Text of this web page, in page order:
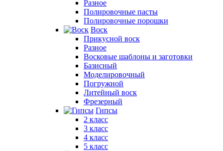
Разное
Полировочные пасты
Полировочные порошки
Воск
Прикусной воск
Разное
Восковые шаблоны и заготовки
Базисный
Моделировочный
Погружной
Литейный воск
Фрезерный
Гипсы
2 класс
3 класс
4 класс
5 класс